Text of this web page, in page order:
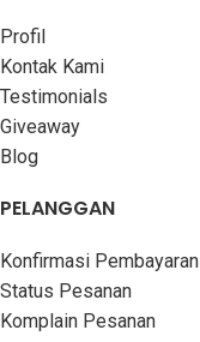
Profil
Kontak Kami
Testimonials
Giveaway
Blog
PELANGGAN
Konfirmasi Pembayaran
Status Pesanan
Komplain Pesanan